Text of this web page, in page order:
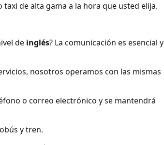
de alta gama a la hora que usted elija.
de inglés? La comunicación es esencial y
nosotros operamos con las mismas
o correo electrónico y se mantendrá
y tren.